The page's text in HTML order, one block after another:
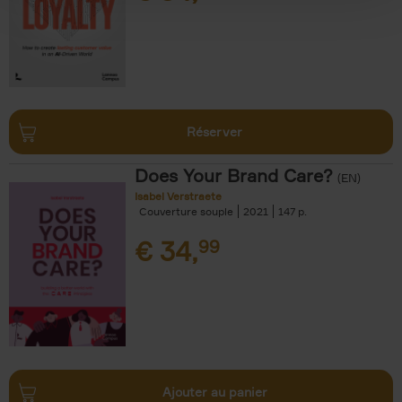
Réserver
Does Your Brand Care? (EN)
Isabel Verstraete
Couverture souple
2021 147
€ 34,99
Ajouter au panier